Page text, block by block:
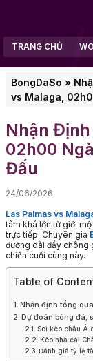
TRANG CHỦ
BongDaSo »
vs Malaga,
Nhận
02h00
Đấu
24/06/2026
Las Palmas vs
tâm khá lớn từ giới
trực tiếp. Chuyên gia
đường dài đầy chông
chiến cuối cùng này.
Table of
Nhận định tổng
Dự đoán bóng đá,
Soi kèo châu Á
Kèo nhà cái
Đánh giá tỷ lệ